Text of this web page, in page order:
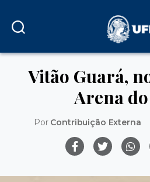
Vitão Guará,
Arena
Por Contribuição Externa